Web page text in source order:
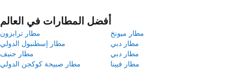
أفضل المطارات في العالم
مطار ترابزون
مطار ميونخ
مطار إسطنبول الدولي
مطار دبي
مطار جنيف
مطار دبي
مطار صبيحة كوكجن الدولي
مطار فيينا